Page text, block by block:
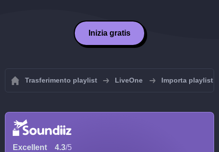
Inizia gratis
Trasferimento playlist LiveOne Importa playlist
Excellent 4.3/5